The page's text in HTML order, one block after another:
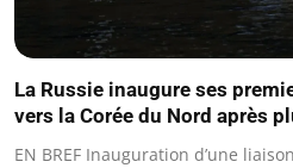
La Russie inaugure ses
vers la Corée du Nord après
EN BREF Inauguration d’une